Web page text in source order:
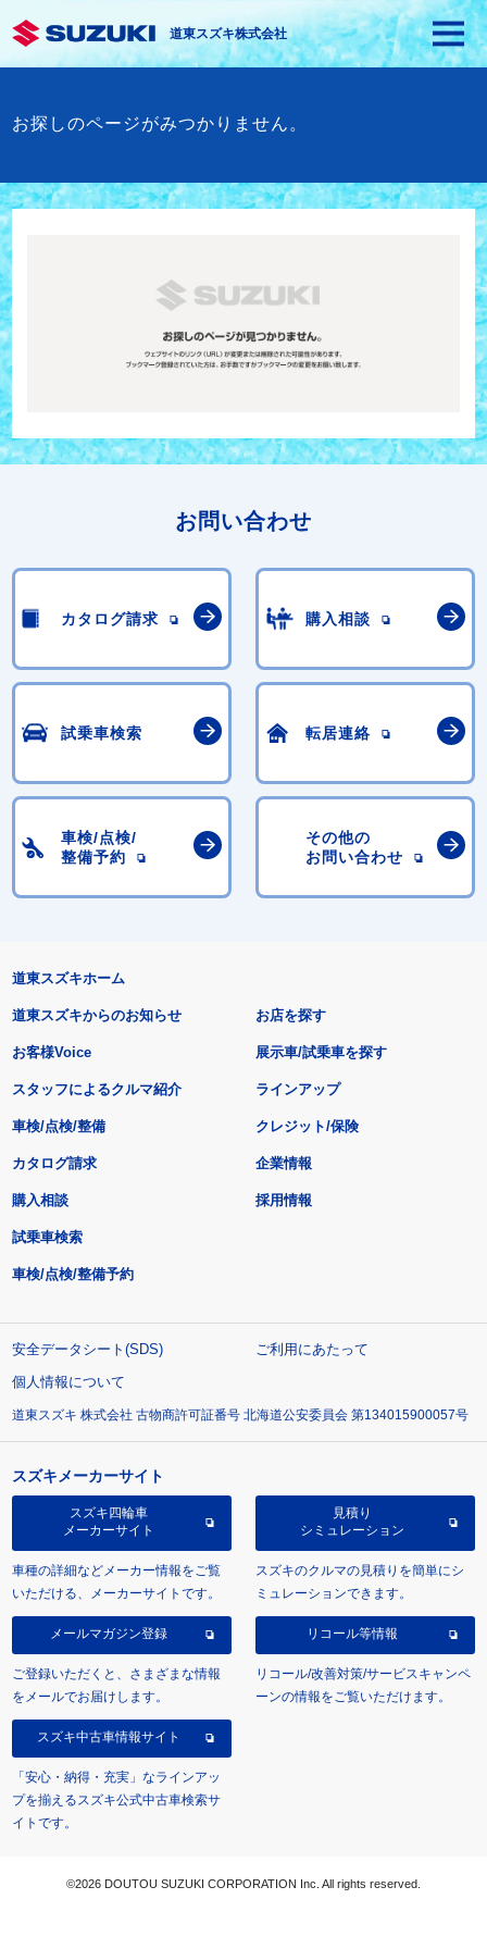
道東スズキ株式会社
お探しのページがみつかりません。
お問い合わせ
カタログ請求 購入相談
試乗車検索 転居連絡
車検/点検/
整備予約
その他の
お問い合わせ
道東スズキホーム
道東スズキからのお知らせ
お客様Voice
スタッフによるクルマ紹介
お店を探す
展示車/試乗車を探す
ラインアップ
車検/点検/整備 クレジット/保険
カタログ請求
購入相談
試乗車検索
車検/点検/整備予約
企業情報
採用情報
安全データシート(SDS)
ご利用にあたって
個人情報について
道東スズキ 株式会社 古物商許可証番号 北海道公安委員会 第134015900057号
スズキメーカーサイト
スズキ四輪車
メーカーサイト
車種の詳細などメーカー情報をご覧
いただける、メーカーサイトです。
見積り
シミュレーション
スズキのクルマの見積りを簡単にシ
ミュレーションできます。
メールマガジン登録
ご登録いただくと、さまざまな情報
をメールでお届けします。
リコール等情報
リコール/改善対策/サービスキャンペ
ーンの情報をご覧いただけます。
スズキ中古車情報サイト
「安心・納得・充実」なラインアッ
プを揃えるスズキ公式中古車検索サ
イトです。
©2026 DOUTOU SUZUKI CORPORATION Inc. All rights reserved.